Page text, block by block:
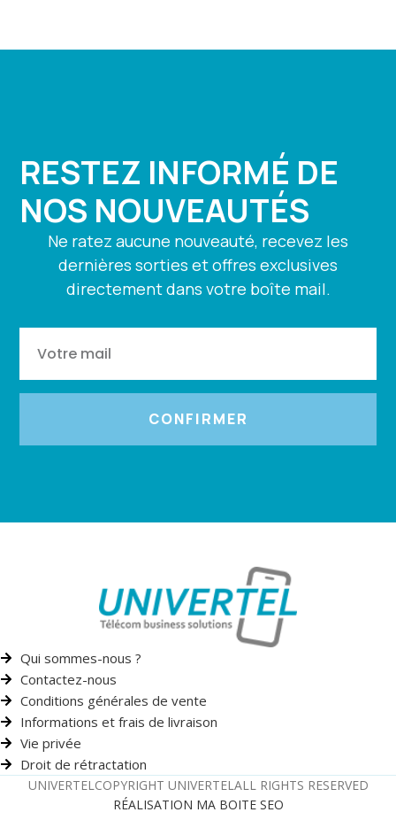
RESTEZ INFORMÉ DE
NOS NOUVEAUTÉS
Ne ratez aucune nouveauté, recevez les
dernières sorties et offres exclusives
directement dans votre boîte mail.
CONFIRMER
Qui sommes-nous ?
Contactez-nous
Conditions générales de vente
Informations et frais de livraison
Vie privée
Droit de rétractation
UNIVERTEL COPYRIGHT UNIVERTEL ALL RIGHTS RESERVED
RÉALISATION MA BOITE SEO